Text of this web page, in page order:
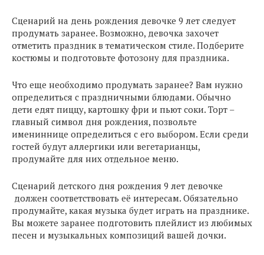
Сценарий на день рождения девочке 9 лет следует
продумать заранее. Возможно, девочка захочет
отметить праздник в тематическом стиле. Подберите
костюмы и подготовьте фотозону для праздника.
Что еще необходимо продумать заранее? Вам нужно
определиться с праздничными блюдами. Обычно
дети едят пиццу, картошку фри и пьют соки. Торт –
главный символ дня рождения, позвольте
имениннице определиться с его выбором. Если среди
гостей будут аллергики или вегетарианцы,
продумайте для них отдельное меню.
Сценарий детского дня рождения 9 лет девочке
должен соответствовать её интересам. Обязательно
продумайте, какая музыка будет играть на празднике.
Вы можете заранее подготовить плейлист из любимых
песен и музыкальных композиций вашей дочки.